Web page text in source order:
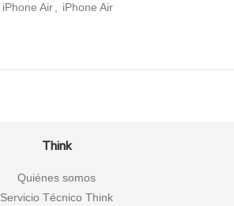
iPhone Air iPhone Air
Think
Quiénes somos
Servicio Técnico Think